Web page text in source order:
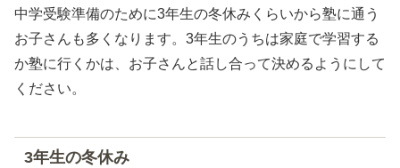
中学受験準備のために3年生の冬休みくらいから塾に通う
お子さんも多くなります。3年生のうちは家庭で学習する
か塾に行くかは、お子さんと話し合って決めるようにして
ください。
3年生の冬休み